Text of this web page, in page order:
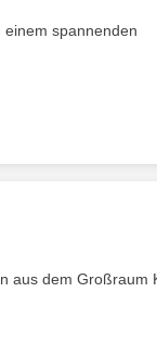
spannenden
aus dem Großraum